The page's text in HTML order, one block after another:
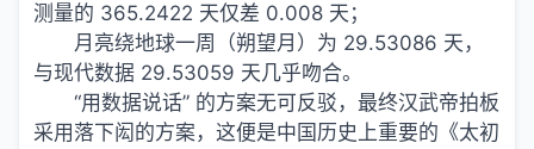
测量的 365.2422 天仅差 0.008 天；
月亮绕地球一周（朔望月）为 29.53086 天，
与现代数据 29.53059 天几乎吻合。
“用数据说话” 的方案无可反驳，最终汉武帝拍板
采用落下闳的方案，这便是中国历史上重要的《太初